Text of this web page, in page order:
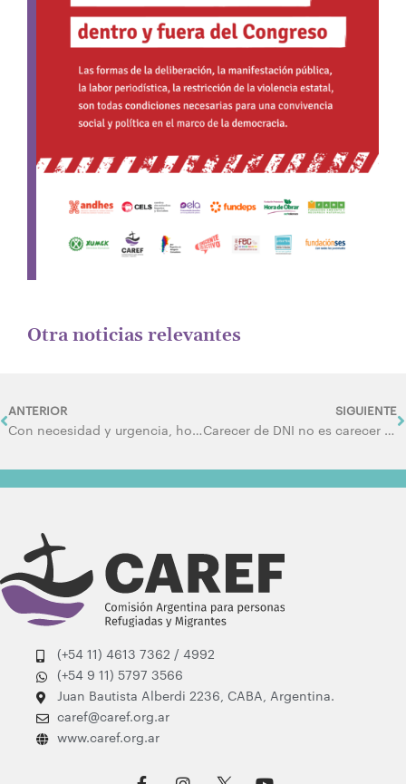
Otra noticias relevantes
Prev
ANTERIOR
Con necesidad y urgencia, hoy PARAMOS
SIGUIENTE
Carecer de DNI no es carecer de derechos
(+54 11) 4613 7362 / 4992
(+54 9 11) 5797 3566
Juan Bautista Alberdi 2236, CABA, Argentina.
caref@caref.org.ar
www.caref.org.ar
F
I
Y